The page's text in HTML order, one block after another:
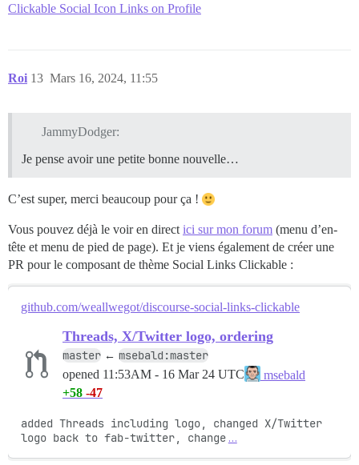
Clickable Social Icon Links on Profile
Roi Mars 16, 2024, 11:55
13
JammyDodger:
Je pense avoir une petite bonne nouvelle…
C’est super, merci beaucoup pour ça !
Vous pouvez déjà le voir en direct ici sur mon forum (menu d’en-
tête et menu de pied de page). Et je viens également de créer une
PR pour le composant de thème Social Links Clickable :
github.com/weallwegot/discourse-social-links-clickable
Threads, X/Twitter logo, ordering
master ← msebald:master
opened 11:53AM - 16 Mar 24 UTC
msebald
+58 -47
added Threads including logo, changed X/Twitter
logo back to fab-twitter, change …